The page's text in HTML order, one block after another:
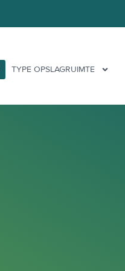
TYPE OPSLAGRUIMTE